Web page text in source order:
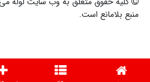
منبع بلامانع است.